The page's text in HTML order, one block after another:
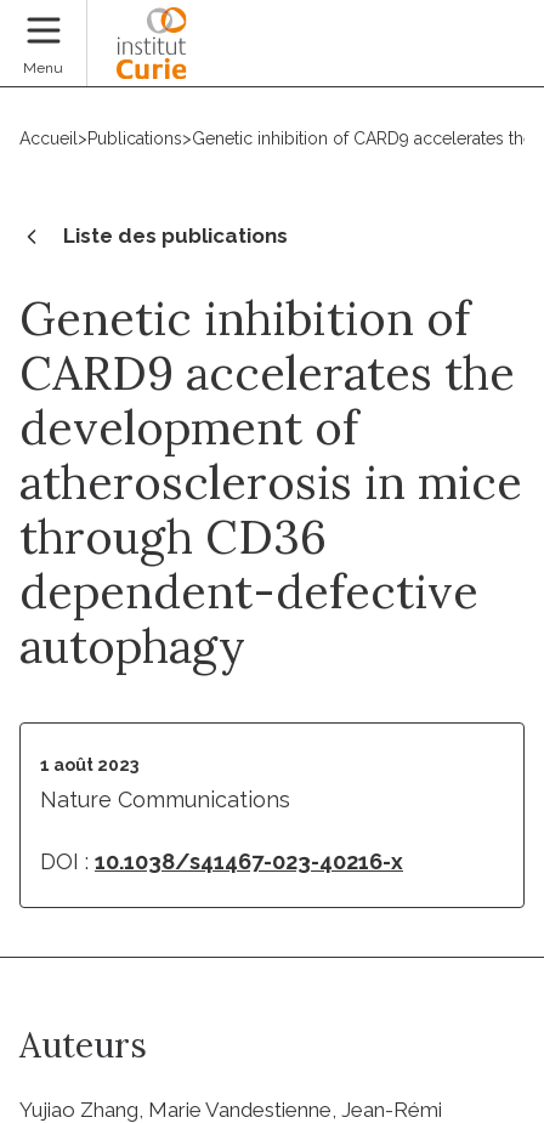
Menu
Accueil >Publications>Genetic inhibition of CARD9 accelerates
Liste des publications
Genetic inhibition of
CARD9 accelerates the
development of
atherosclerosis in mice
through CD36
dependent-defective
autophagy
1 août 2023
Nature Communications
DOI : 10.1038/s41467-023-40216-x
Auteurs
Yujiao Zhang, Marie Vandestienne, Jean-Rémi